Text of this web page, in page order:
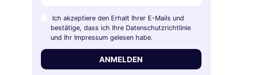
Ich akzeptiere den Erhalt Ihrer E-Mails und
bestätige, dass ich Ihre Datenschutzrichtlinie
und Ihr Impressum gelesen habe.
ANMELDEN